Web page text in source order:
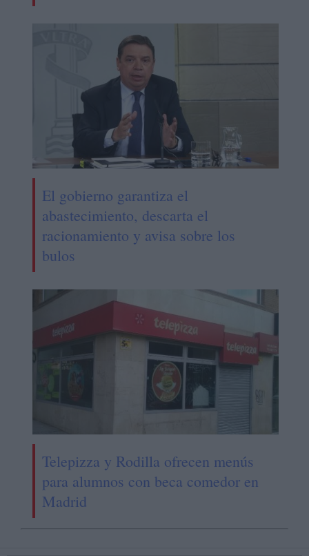
El gobierno garantiza el
abastecimiento, descarta el
racionamiento y avisa sobre los
bulos
Telepizza y Rodilla ofrecen menús
para alumnos con beca comedor en
Madrid